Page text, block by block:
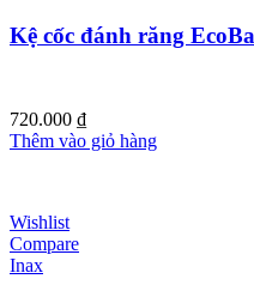
Kệ cốc đánh răng
720.000 ₫
Thêm vào giỏ hàng
Wishlist
Compare
Inax